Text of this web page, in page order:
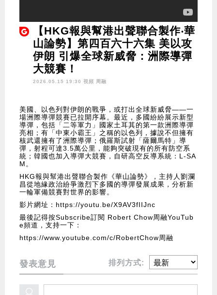
【HKG報與幫港出聲聯合製作‧華
山論勢】第四百六十六集 美以攻
伊朗 引爆全球新威脅：洲際導彈
大競賽！
2026.05.15 19:30 視頻 周融
美國、以色列對伊朗的戰爭，或打出全球新威脅——一
場洲際導彈競賽已拉開序幕。最近，多國紛紛展示新型
導彈，包括「二等軍力」國家土耳其的第一款洲際導彈
亮相；有「中東小霸王」之稱的以色列，據說不但擁有
核武還擁有了洲際導彈；俄羅斯試射「薩爾馬特」導
彈，射程可達3.5萬公里，能夠突破現有的所有防空系
統；韓國也加入導彈大競賽，自研高空反導系統：L-SA
M。
HKG報與幫港出聲聯合製作《華山論勢》，主持人劉瀾
昌從地緣政治紛爭激烈下多國的導彈發展成果，分析新
一輪軍備競賽對世界的影響。
影片網址： https://youtu.be/X9AV3fIIJnc
最後記得按Subscribe訂閱 Robert Chow周融YouTub
e頻道，支持一下：
https://www.youtube.com/c/RobertChow周融
發表意見 排列方式: